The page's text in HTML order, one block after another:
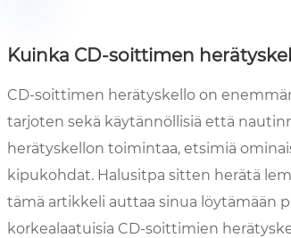
Kuinka CD-soittimen
CD-soittimen herätyskello on
tarjoten sekä käytännöllisiä että
herätyskellon toimintaa, etsimiä
kipukohdat. Halusitpa sitten herätä
tämä artikkeli auttaa sinua löytämään
korkealaatuisia CD-soittimien